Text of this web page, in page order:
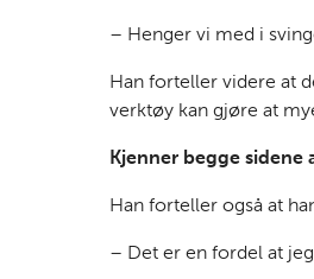
– Henger vi med i
Han forteller videre at
verktøy kan gjøre at
Kjenner begge sidene
Han forteller også at
– Det er en fordel at